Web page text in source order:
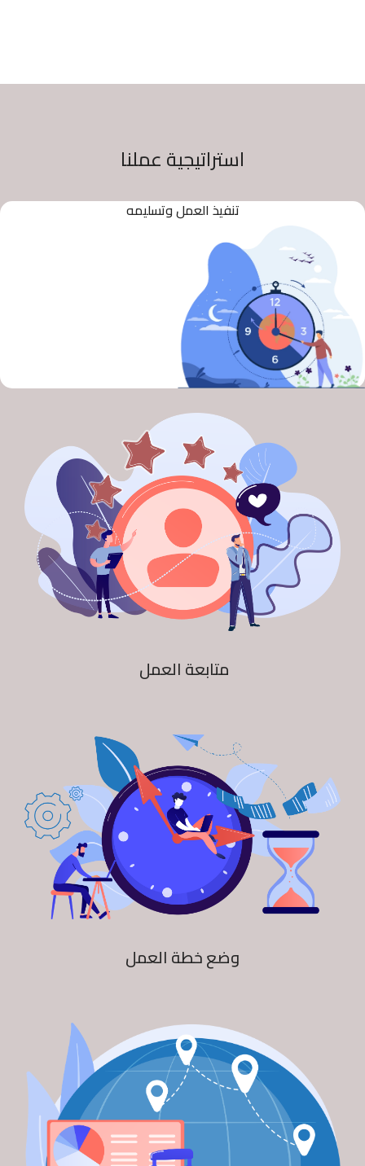
استراتيجية عملنا
تنفيذ العمل وتسليمه
متابعة العمل
وضع خطة العمل